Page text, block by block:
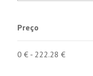
Preço
0 €- 222.28 €